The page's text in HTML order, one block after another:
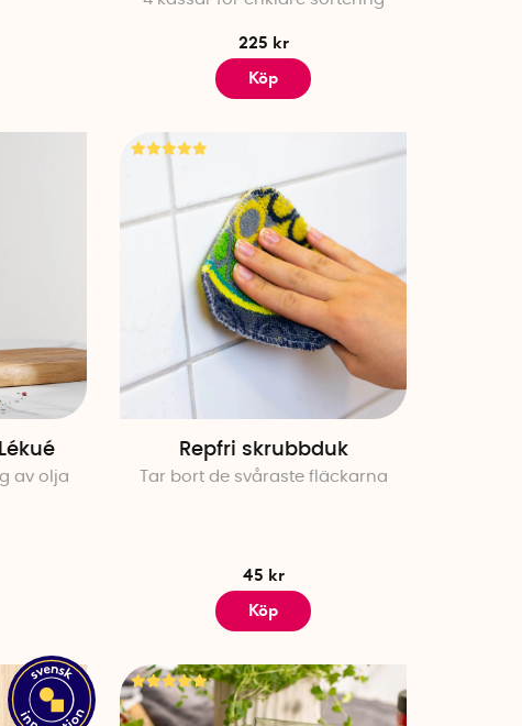
225 kr
Köp
av olja
Repfri skrubbduk
Tar bort de svåraste fläckarna
45 kr
Köp